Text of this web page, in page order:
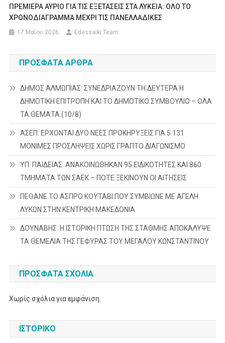
ΠΡΕΜΙΕΡΑ ΑΥΡΙΟ ΓΙΑ ΤΙΣ ΕΞΕΤΑΣΕΙΣ ΣΤΑ ΛΥΚΕΙΑ: ΟΛΟ ΤΟ
ΧΡΟΝΟΔΙΑΓΡΑΜΜΑ ΜΕΧΡΙ ΤΙΣ ΠΑΝΕΛΛΑΔΙΚΕΣ
17 Μαΐου 2026 Edessaiki Team
ΠΡΌΣΦΑΤΑ ΆΡΘΡΑ
ΔΗΜΟΣ ΑΛΜΩΠΙΑΣ: ΣΥΝΕΔΡΙΑΖΟΥΝ ΤΗ ΔΕΥΤΕΡΑ H
ΔΗΜΟΤΙΚΗ ΕΠΙΤΡΟΠΗ ΚΑΙ ΤΟ ΔΗΜΟΤΙΚΟ ΣΥΜΒΟΥΛΙΟ – ΟΛΑ
ΤΑ ΘΕΜΑΤΑ (10/8)
ΑΣΕΠ: ΕΡΧΟΝΤΑΙ ΔΥΟ ΝΕΕΣ ΠΡΟΚΗΡΥΞΕΙΣ ΓΙΑ 5.131
ΜΟΝΙΜΕΣ ΠΡΟΣΛΗΨΕΙΣ ΧΩΡΙΣ ΓΡΑΠΤΟ ΔΙΑΓΩΝΙΣΜΟ
ΥΠ. ΠΑΙΔΕΙΑΣ: ΑΝΑΚΟΙΝΩΘΗΚΑΝ 95 ΕΙΔΙΚΟΤΗΤΕΣ ΚΑΙ 860
ΤΜΗΜΑΤΑ ΤΩΝ ΣΑΕΚ – ΠΟΤΕ ΞΕΚΙΝΟΥΝ ΟΙ ΑΙΤΗΣΕΙΣ
ΠΕΘΑΝΕ ΤΟ ΑΣΠΡΟ ΚΟΥΤΑΒΙ ΠΟΥ ΣΥΜΒΙΩΝΕ ΜΕ ΑΓΕΛΗ
ΛΥΚΩΝ ΣΤΗΝ ΚΕΝΤΡΙΚΗ ΜΑΚΕΔΟΝΙΑ
ΔΟΥΝΑΒΗΣ: Η ΙΣΤΟΡΙΚΗ ΠΤΩΣΗ ΤΗΣ ΣΤΑΘΜΗΣ ΑΠΟΚΑΛΥΨΕ
ΤΑ ΘΕΜΕΛΙΑ ΤΗΣ ΓΕΦΥΡΑΣ ΤΟΥ ΜΕΓΑΛΟΥ ΚΩΝΣΤΑΝΤΙΝΟΥ
ΠΡΌΣΦΑΤΑ ΣΧΌΛΙΑ
Χωρίς σχόλια για εμφάνιση.
ΙΣΤΟΡΙΚΌ